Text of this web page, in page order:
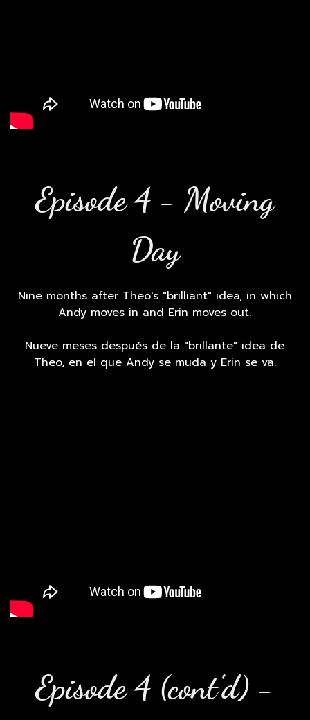
Episode 4 - Moving
Day
Nine months after Theo's "brilliant" idea, in which
Andy moves in and Erin moves out.
Nueve meses después de la "brillante" idea de
Theo, en el que Andy se muda y Erin se va.
Episode 4 (cont'd) -